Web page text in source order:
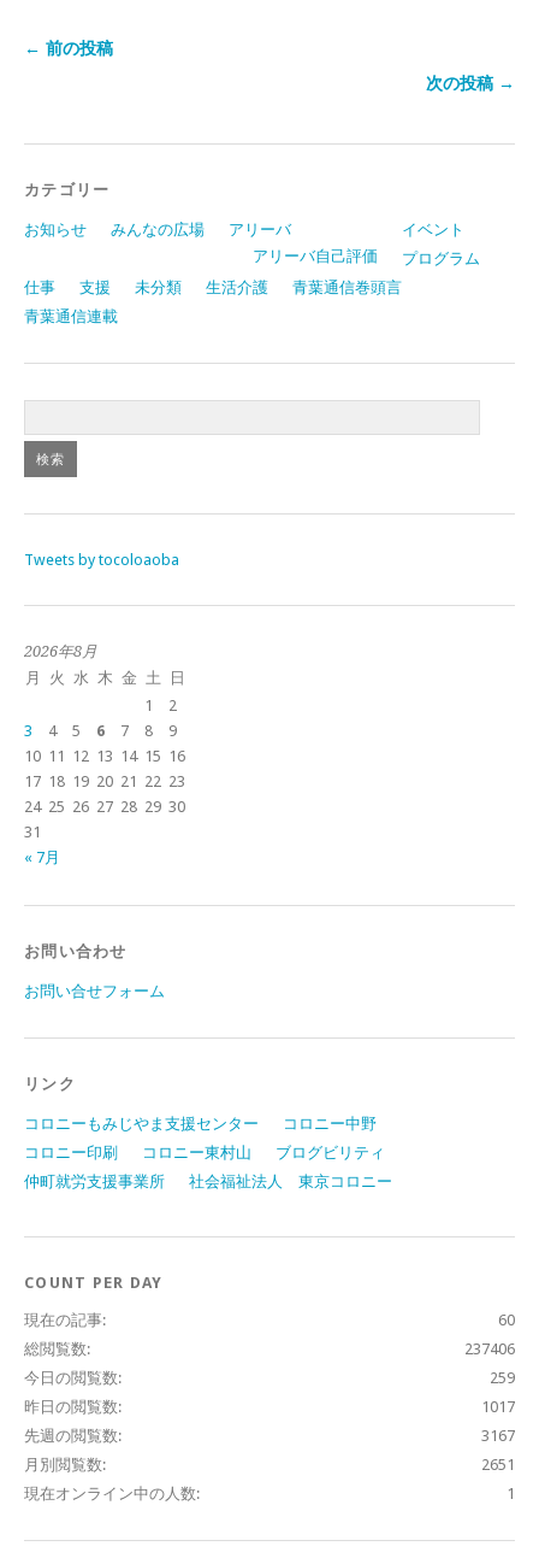
← 前の投稿
次の投稿 →
カテゴリー
お知らせ みんなの広場
アリーバ
アリーバ自己評価
イベント
プログラム
仕事
支援 未分類 生活介護
青葉通信巻頭言
青葉通信連載
Tweets by tocoloaoba
2026年8月
月
火 水 木 金 土
日
1
2
3
4 5 6 7 8
9
10 11 12 13 14 15 16
17 18 19 20 21 22 23
24 25 26 27 28 29 30
31
« 7月
お問い合わせ
お問い合せフォーム
リンク
コロニーもみじやま支援センター
コロニー中野
コロニー印刷
コロニー東村山
ブログビリティ
仲町就労支援事業所
社会福祉法人 東京コロニー
COUNT PER DAY
60
現在の記事:
237406
総閲覧数:
259
今日の閲覧数:
1017
昨日の閲覧数:
3167
先週の閲覧数:
2651
月別閲覧数:
1
現在オンライン中の人数: